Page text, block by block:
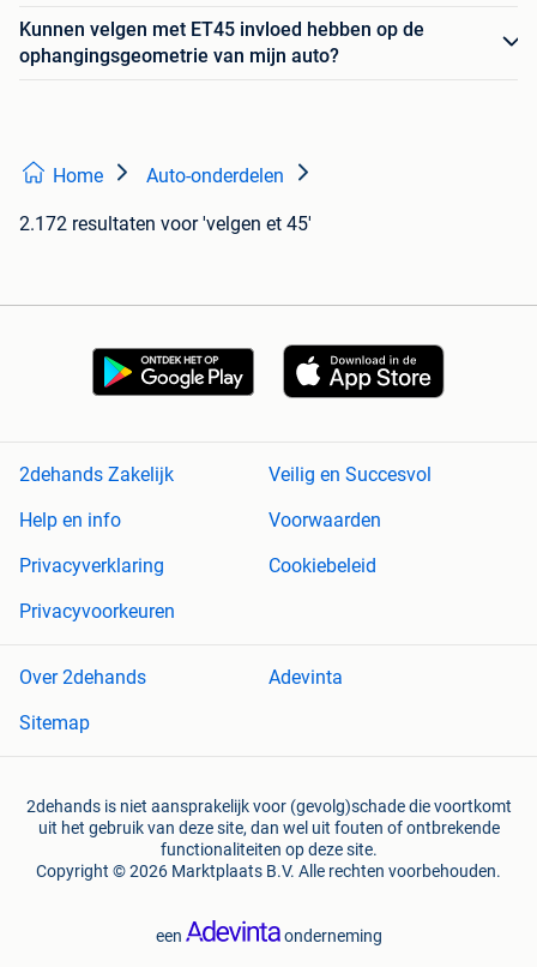
Kunnen velgen met ET45 invloed hebben op de
ophangingsgeometrie van mijn auto?
Home Auto-onderdelen
2.172 resultaten voor 'velgen et 45'
2dehands Zakelijk
Veilig en Succesvol
Help en info
Voorwaarden
Privacyverklaring
Cookiebeleid
Privacyvoorkeuren
Over 2dehands
Adevinta
Sitemap
2dehands is niet aansprakelijk voor (gevolg)schade die voortkomt
uit het gebruik van deze site, dan wel uit fouten of ontbrekende
functionaliteiten op deze site.
Copyright © 2026 Marktplaats B.V. Alle rechten voorbehouden.
een onderneming